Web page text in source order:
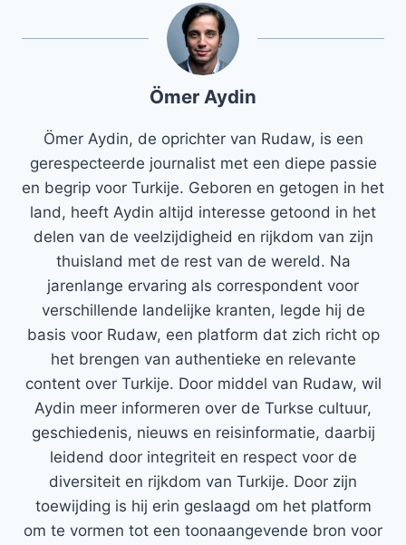
Ömer Aydin
Ömer Aydin, de oprichter van Rudaw, is een
gerespecteerde journalist met een diepe passie
en begrip voor Turkije. Geboren en getogen in het
land, heeft Aydin altijd interesse getoond in het
delen van de veelzijdigheid en rijkdom van zijn
thuisland met de rest van de wereld. Na
jarenlange ervaring als correspondent voor
verschillende landelijke kranten, legde hij de
basis voor Rudaw, een platform dat zich richt op
het brengen van authentieke en relevante
content over Turkije. Door middel van Rudaw, wil
Aydin meer informeren over de Turkse cultuur,
geschiedenis, nieuws en reisinformatie, daarbij
leidend door integriteit en respect voor de
diversiteit en rijkdom van Turkije. Door zijn
toewijding is hij erin geslaagd om het platform
om te vormen tot een toonaangevende bron voor